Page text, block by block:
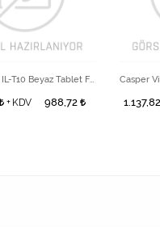
+ KDV 988,72